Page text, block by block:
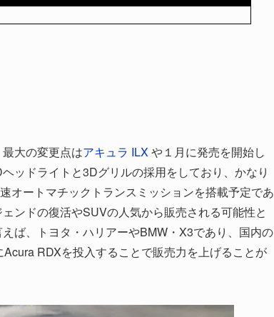
大の変更点はアキュラ ILXや１月に発売を開始し
ッドライトと3Dグリルの採用をしており、かなり
ートマチックトランスミッションを搭載予定であ
ンドの復活やSUVの人気から販売される可能性と
ば、トヨタ・ハリアーやBMW・X3であり、国内の
RDXを投入することで販売力を上げることが